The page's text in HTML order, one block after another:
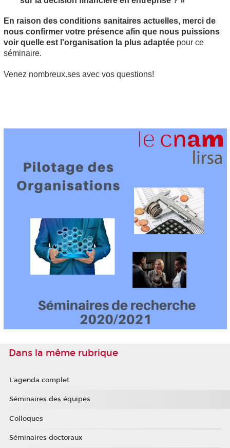
En raison des conditions sanitaires actuelles, merci de
nous confirmer votre présence afin que nous puissions
voir quelle est l'organisation la plus adaptée pour ce
séminaire.
Venez nombreux.ses avec vos questions!
Dans la même rubrique
L'agenda complet
Séminaires des équipes
Colloques
Séminaires doctoraux